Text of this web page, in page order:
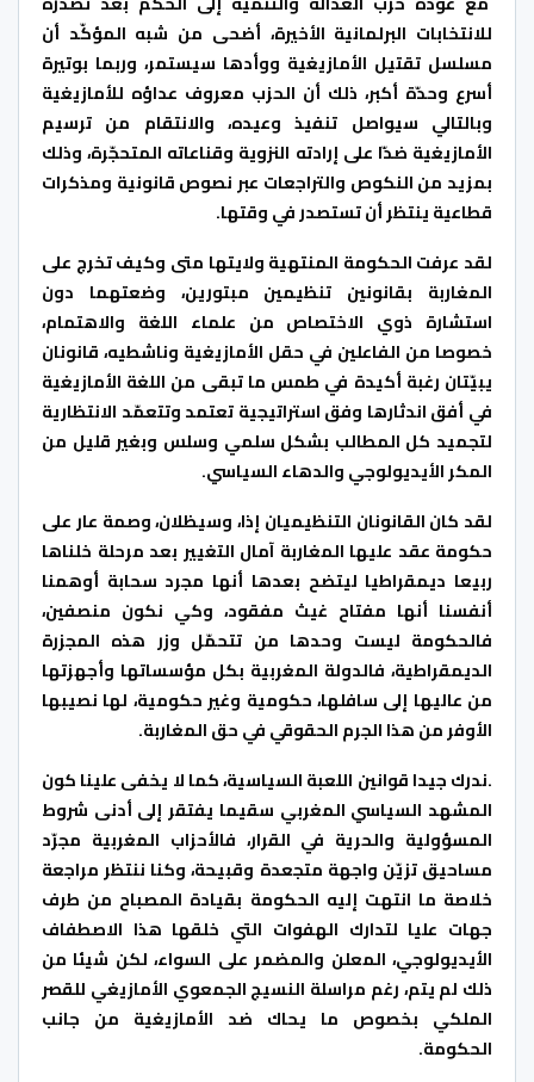
للانتخابات البرلمانية اﻷخيرة، أضحى من شبه المؤكّد أن
مسلسل تقتيل اﻷمازيغية ووأدها سيستمر، وربما بوتيرة
أسرع وحدّة أكبر، ذلك أن الحزب معروف عداؤه للأمازيغية
وبالتالي سيواصل تنفيذ وعيده، واﻻنتقام من ترسيم
اﻷمازيغية ضدّا على إرادته النزوية وقناعاته المتحجّرة، وذلك
بمزيد من النكوص والتراجعات عبر نصوص قانونية ومذكرات
قطاعية ينتظر أن تستصدر في وقتها.
لقد عرفت الحكومة المنتهية وﻻيتها متى وكيف تخرج على
المغاربة بقانونين تنظيمين مبتورين، وضعتهما دون
استشارة ذوي اﻻختصاص من علماء اللغة واﻻهتمام،
خصوصا من الفاعلين في حقل اﻷمازيغية وناشطيه، قانونان
يبيّتان رغبة أكيدة في طمس ما تبقى من اللغة اﻷمازيغية
في أفق اندثارها وفق استراتيجية تعتمد وتتعمّد اﻻنتظارية
لتجميد كل المطالب بشكل سلمي وسلس وبغير قليل من
المكر اﻷيديولوجي والدهاء السياسي.
لقد كان القانونان التنظيميان إذا، وسيظلان، وصمة عار على
حكومة عقد عليها المغاربة آمال التغيير بعد مرحلة خلناها
ربيعا ديمقراطيا ليتضح بعدها أنها مجرد سحابة أوهمنا
أنفسنا أنها مفتاح غيث مفقود، وكي نكون منصفين،
فالحكومة ليست وحدها من تتحمّل وزر هذه المجزرة
الديمقراطية، فالدولة المغربية بكل مؤسساتها وأجهزتها
من عاليها إلى سافلها، حكومية وغير حكومية، لها نصيبها
اﻷوفر من هذا الجرم الحقوقي في حق المغاربة.
.ندرك جيدا قوانين اللعبة السياسية، كما ﻻ يخفى علينا كون
المشهد السياسي المغربي سقيما يفتقر إلى أدنى شروط
المسؤولية والحرية في القرار، فاﻷحزاب المغربية مجرّد
مساحيق تزيّن واجهة متجعدة وقبيحة، وكنا ننتظر مراجعة
خلاصة ما انتهت إليه الحكومة بقيادة المصباح من طرف
جهات عليا لتدارك الهفوات التي خلقها هذا اﻻصطفاف
اﻷيديولوجي، المعلن والمضمر على السواء، لكن شيئا من
ذلك لم يتم، رغم مراسلة النسيج الجمعوي اﻷمازيغي للقصر
الملكي بخصوص ما يحاك ضد اﻷمازيغية من جانب
الحكومة.